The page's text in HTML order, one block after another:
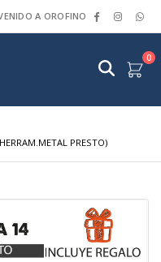
A OROFINO
0
PRESTO)